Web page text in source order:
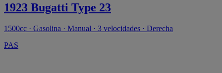
1923 Bugatti Type 23
1500cc · Gasolina · Manual · 3 velocidades · Derecha
PAS